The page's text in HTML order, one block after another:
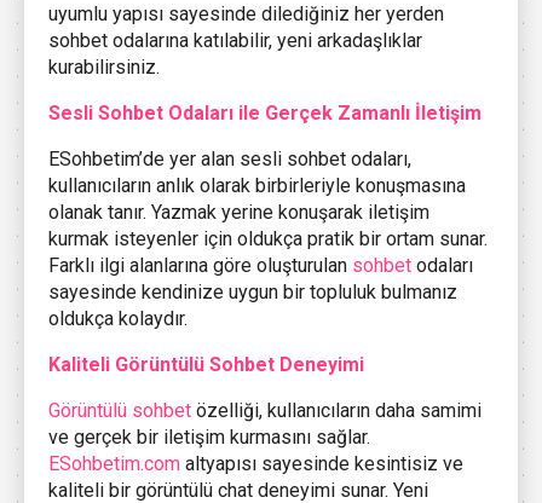
uyumlu yapısı sayesinde dilediğiniz her yerden
sohbet odalarına katılabilir, yeni arkadaşlıklar
kurabilirsiniz.
Sesli Sohbet Odaları ile Gerçek Zamanlı İletişim
ESohbetim’de yer alan sesli sohbet odaları,
kullanıcıların anlık olarak birbirleriyle konuşmasına
olanak tanır. Yazmak yerine konuşarak iletişim
kurmak isteyenler için oldukça pratik bir ortam sunar.
Farklı ilgi alanlarına göre oluşturulan sohbet odaları
sayesinde kendinize uygun bir topluluk bulmanız
oldukça kolaydır.
Kaliteli Görüntülü Sohbet Deneyimi
Görüntülü sohbet özelliği, kullanıcıların daha samimi
ve gerçek bir iletişim kurmasını sağlar.
ESohbetim.com altyapısı sayesinde kesintisiz ve
kaliteli bir görüntülü chat deneyimi sunar. Yeni